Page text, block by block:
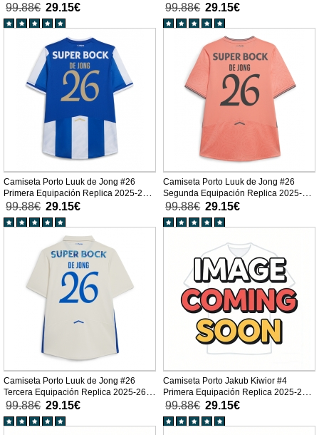
mangas cortas
99.88€ 29.15€
mangas cortas
99.88€ 29.15€
Camiseta Porto Luuk de Jong #26
Primera Equipación Replica 2025-26
mangas cortas
99.88€ 29.15€
Camiseta Porto Luuk de Jong #26
Segunda Equipación Replica 2025-26
mangas cortas
99.88€ 29.15€
Camiseta Porto Luuk de Jong #26
Tercera Equipación Replica 2025-26
mangas cortas
99.88€ 29.15€
Camiseta Porto Jakub Kiwior #4
Primera Equipación Replica 2025-26
mangas cortas
99.88€ 29.15€